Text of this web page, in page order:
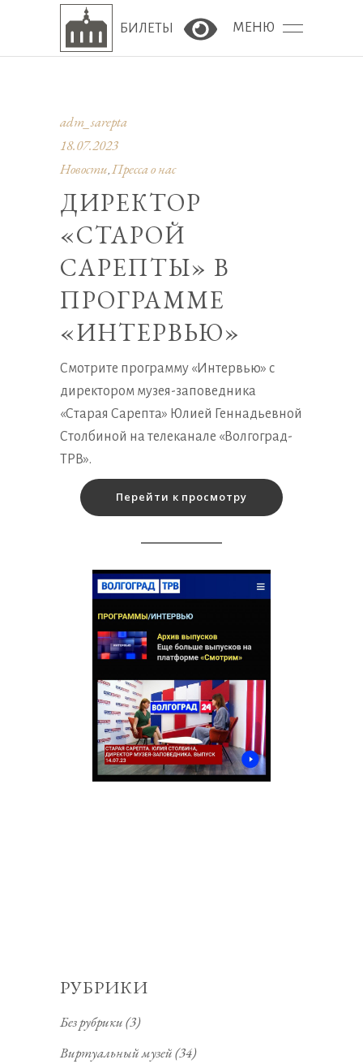
БИЛЕТЫ Версия сайта для
МЕНЮ
adm_sarepta
18.07.2023
Новости, Пресса о нас
ДИРЕКТОР
«СТАРОЙ
САРЕПТЫ» В
ПРОГРАММЕ
«ИНТЕРВЬЮ»
Смотрите программу «Интервью» с
директором музея-заповедника
«Старая Сарепта» Юлией Геннадьевной
Столбиной на телеканале «Волгоград-
ТРВ».
Перейти к просмотру
РУБРИКИ
Без рубрики(3)
Виртуальный музей(34)